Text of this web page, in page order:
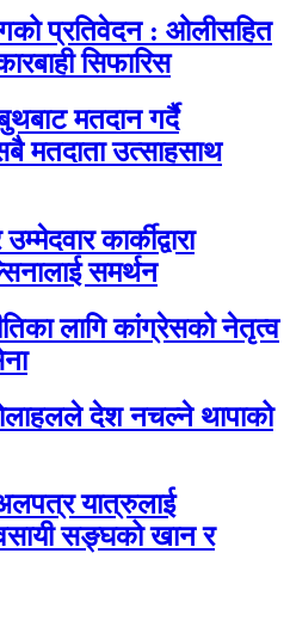
प्रतिवेदन : ओलीसहित
सिफारिस
मतदान गर्दै
मतदाता उत्साहसाथ
कार्कीद्वारा
समर्थन
लागि कांग्रेसको नेतृत्व
देश नचल्ने थापाको
यात्रुलाई
सङ्घको खान र